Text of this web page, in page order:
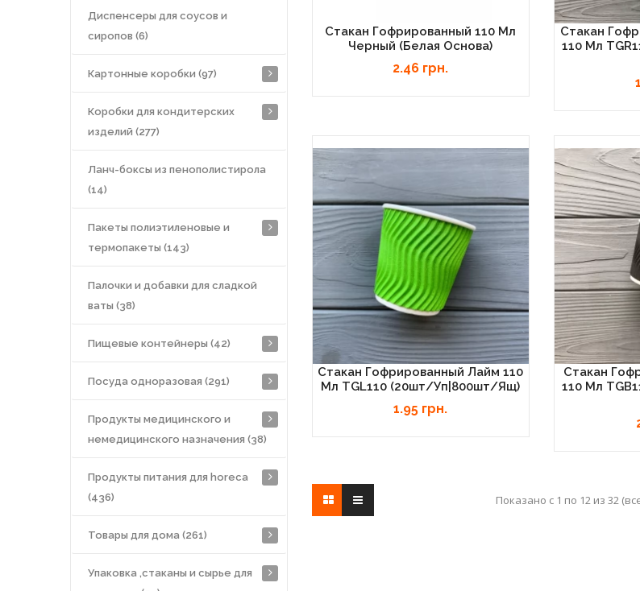
Диспенсеры для соусов и
сиропов (6)
Картонные коробки (97)
Коробки для кондитерских
изделий (277)
Ланч-боксы из пенополистирола
(14)
Пакеты полиэтиленовые и
термопакеты (143)
Палочки и добавки для сладкой
ваты (38)
Пищевые контейнеры (42)
Посуда одноразовая (291)
Продукты медицинского и
немедицинского назначения (38)
Продукты питания для horeca
(436)
Товары для дома (261)
Упаковка ,стаканы и сырье для
Стакан Гофрированный 110 Мл
Черный (белая Основа)
2.46 грн.
Стакан
110 Мл
Стакан Гофрированный Лайм 110
Мл TGL110 (20шт/уп|800шт/ящ)
1.95 грн.
Стакан
110 Мл
Показано с 1 по 12 из 32